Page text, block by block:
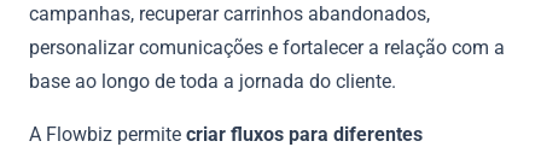
campanhas, recuperar carrinhos abandonados,
personalizar comunicações e fortalecer a relação com a
base ao longo de toda a jornada do cliente.
A Flowbiz permite criar fluxos para diferentes